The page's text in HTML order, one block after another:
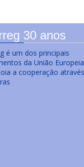
30 anos
é um dos principais
da União
a cooperação